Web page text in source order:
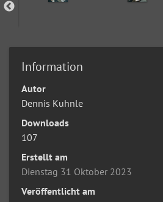
Information
Autor
Dennis Kuhnle
Downloads
107
Erstellt am
Dienstag 31 Oktober 2023
Veröffentlicht am